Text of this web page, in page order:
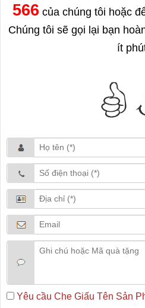
566 của chúng tôi hoặc
Chúng tôi sẽ gọi lại bạn
ít
Yêu cầu Che Giấu Tên Sản